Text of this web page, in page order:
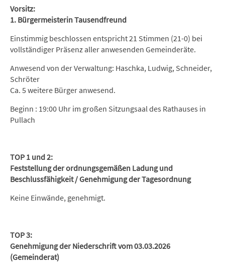
Vorsitz:
1. Bürgermeisterin Tausendfreund
Einstimmig beschlossen entspricht 21 Stimmen (21-0) bei
vollständiger Präsenz aller anwesenden Gemeinderäte.
Anwesend von der Verwaltung: Haschka, Ludwig, Schneider,
Schröter
Ca. 5 weitere Bürger anwesend.
Beginn : 19:00 Uhr im großen Sitzungsaal des Rathauses in
Pullach
TOP 1 und 2:
Feststellung der ordnungsgemäßen Ladung und
Beschlussfähigkeit / Genehmigung der Tagesordnung
Keine Einwände, genehmigt.
TOP 3:
Genehmigung der Niederschrift vom 03.03.2026
(Gemeinderat)